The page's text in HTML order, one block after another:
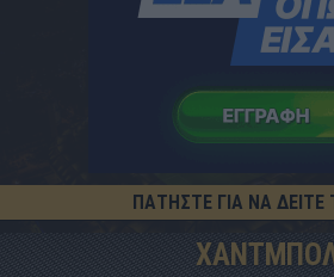
ΠΑΤΗΣΤΕ ΓΙΑ ΝΑ